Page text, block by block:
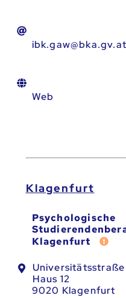
ibk.gaw@bka.gv.at
Web
Klagenfurt
Psychologische
Klagenfurt
Haus 12
9020 Klagenfurt